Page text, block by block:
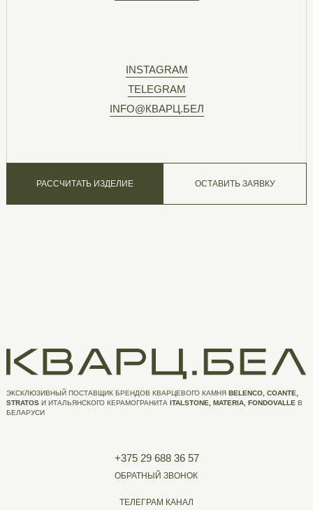
INFO@КВАРЦ.БЕЛ
TELEGRAM
INSTAGRAM
ОСТАВИТЬ ЗАЯВКУ
РАССЧИТАТЬ ИЗДЕЛИЕ
+375 29 688 36 57
ОБРАТНЫЙ ЗВОНОК
ТЕЛЕГРАМ КАНАЛ
ЭКСКЛЮЗИВНЫЙ ПОСТАВЩИК БРЕНДОВ КВАРЦЕВОГО КАМНЯ BELENCO, COANTE,
STRATOS И ИТАЛЬЯНСКОГО КЕРАМОГРАНИТА ITALSTONE, MATERIA, FONDOVALLE В
БЕЛАРУСИ